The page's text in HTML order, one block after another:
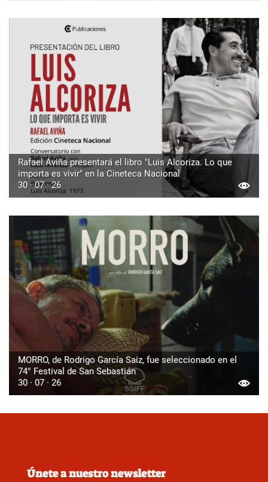
Rafael Aviña presentará el libro "Luis Alcoriza. Lo que
importa es vivir" en la Cineteca Nacional
30 · 07 · 26
MORRO, de Rodrigo García Saiz, fue seleccionado en el
74° Festival de San Sebastián
30 · 07 · 26
Únete a nuestro newsletter